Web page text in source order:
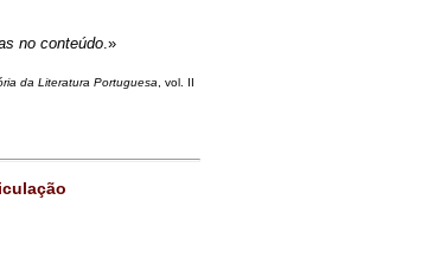
no conteúdo.»
da Literatura Portuguesa , vol. II